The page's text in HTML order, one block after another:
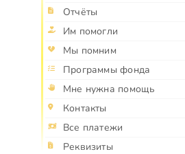
Отчёты
Им помогли
Мы помним
Программы фонда
Мне нужна помощь
Контакты
Все платежи
Реквизиты